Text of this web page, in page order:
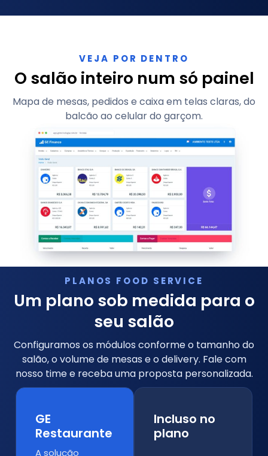
VEJA POR DENTRO
O salão inteiro num só painel
Mapa de mesas, pedidos e caixa em telas claras, do
balcão ao celular do garçom.
PLANOS FOOD SERVICE
Um plano sob medida para o
seu salão
Configuramos os módulos conforme o tamanho do
salão, o volume de mesas e o delivery. Fale com
nosso time e receba uma proposta personalizada.
GE
Restaurante
A solução
Incluso no
plano